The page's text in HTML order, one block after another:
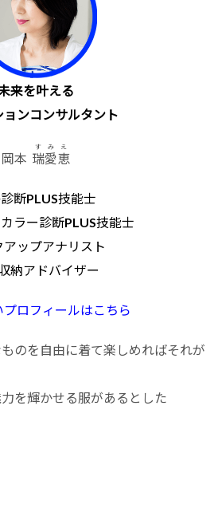
来を叶える
ョンコンサルタント
岡本 瑞愛恵
すみえ
断PLUS技能士
ラー診断PLUS技能士
アップアナリスト
納アドバイザー
プロフィールはこちら
のを自由に着て楽しめればそれが
を輝かせる服があるとした